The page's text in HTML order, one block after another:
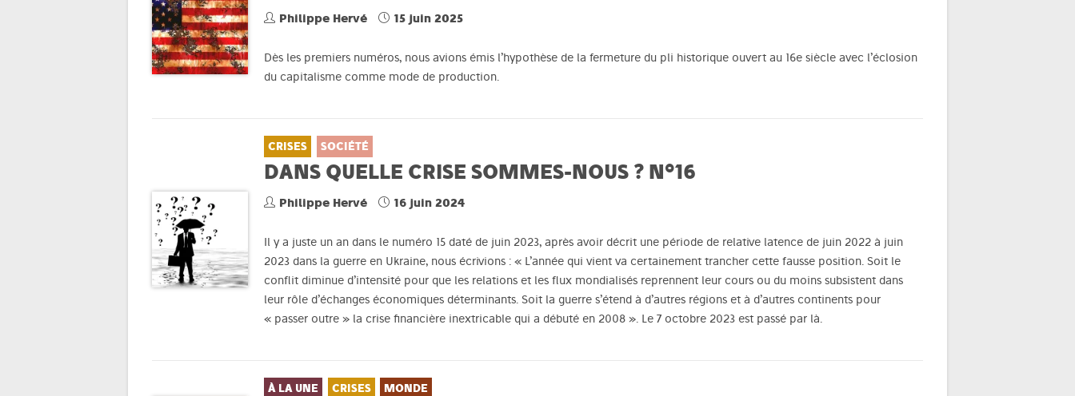
Philippe Hervé 15 juin 2025
Dès les premiers numéros, nous avions émis l’hypothèse de la fermeture du pli historique ouvert au 16e siècle avec l’éclosion
du capitalisme comme mode de production.
CRISES SOCIÉTÉ
DANS QUELLE CRISE SOMMES-NOUS ? N°16
Philippe Hervé 16 juin 2024
Il y a juste un an dans le numéro 15 daté de juin 2023, après avoir décrit une période de relative latence de juin 2022 à juin
2023 dans la guerre en Ukraine, nous écrivions : « L’année qui vient va certainement trancher cette fausse position. Soit le
conflit diminue d’intensité pour que les relations et les flux mondialisés reprennent leur cours ou du moins subsistent dans
leur rôle d’échanges économiques déterminants. Soit la guerre s’étend à d’autres régions et à d’autres continents pour
« passer outre » la crise financière inextricable qui a débuté en 2008 ». Le 7 octobre 2023 est passé par là.
À LA UNE CRISES MONDE